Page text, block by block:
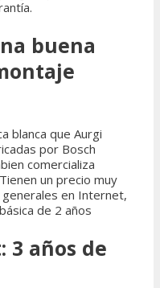
buena
blanca que Aurgi
por Bosch
comercializa
un precio muy
en Internet,
de 2 años
3 años de